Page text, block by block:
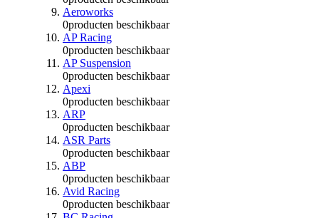
Aeroworks
0producten beschikbaar
AP Racing
0producten beschikbaar
AP Suspension
0producten beschikbaar
Apexi
0producten beschikbaar
ARP
0producten beschikbaar
ASR Parts
0producten beschikbaar
ABP
0producten beschikbaar
Avid Racing
0producten beschikbaar